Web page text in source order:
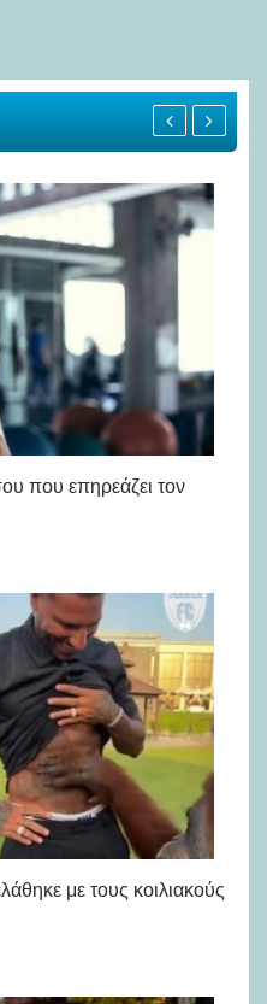
που επηρεάζει τον
με τους κοιλιακούς